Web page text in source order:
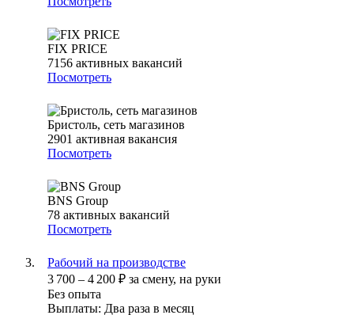
FIX PRICE
7156 активных вакансий
Посмотреть
Бристоль, сеть магазинов
2901 активная вакансия
Посмотреть
BNS Group
78 активных вакансий
Посмотреть
Рабочий на производстве
3 700 – 4 200 ₽ за смену, на руки
Без опыта
Выплаты: Два раза в месяц